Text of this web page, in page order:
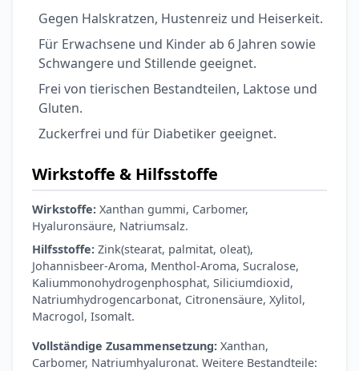
Gegen Halskratzen, Hustenreiz und Heiserkeit.
Für Erwachsene und Kinder ab 6 Jahren sowie
Schwangere und Stillende geeignet.
Frei von tierischen Bestandteilen, Laktose und
Gluten.
Zuckerfrei und für Diabetiker geeignet.
Wirkstoffe & Hilfsstoffe
Wirkstoffe: Xanthan gummi, Carbomer,
Hyaluronsäure, Natriumsalz.
Hilfsstoffe: Zink(stearat, palmitat, oleat),
Johannisbeer-Aroma, Menthol-Aroma, Sucralose,
Kaliummonohydrogenphosphat, Siliciumdioxid,
Natriumhydrogencarbonat, Citronensäure, Xylitol,
Macrogol, Isomalt.
Vollständige Zusammensetzung: Xanthan,
Carbomer, Natriumhyaluronat. Weitere Bestandteile: